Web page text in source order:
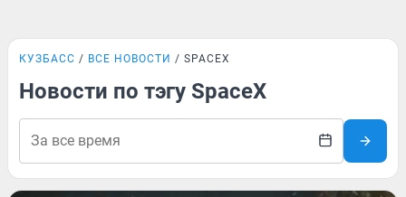
КУЗБАСС ВСЕ НОВОСТИ SPACEX
Новости по тэгу SpaceX